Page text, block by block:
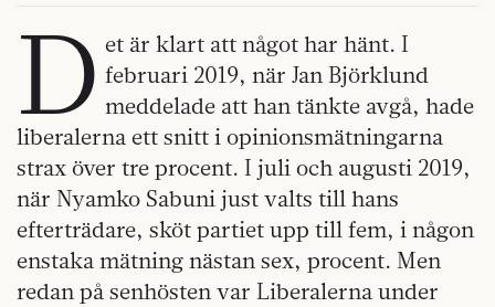
D et är klart att något har hänt. I
februari 2019, när Jan Björklund
meddelade att han tänkte avgå, hade
liberalerna ett snitt i opinionsmätningarna
strax över tre procent. I juli och augusti 2019,
när Nyamko Sabuni just valts till hans
efterträdare, sköt partiet upp till fem, i någon
enstaka mätning nästan sex, procent. Men
redan på senhösten var Liberalerna under